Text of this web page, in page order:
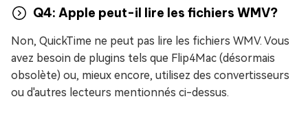
Q4: Apple peut-il lire les fichiers WMV?
Non, QuickTime ne peut pas lire les fichiers WMV. Vous
avez besoin de plugins tels que Flip4Mac (désormais
obsolète) ou, mieux encore, utilisez des convertisseurs
ou d'autres lecteurs mentionnés ci-dessus.